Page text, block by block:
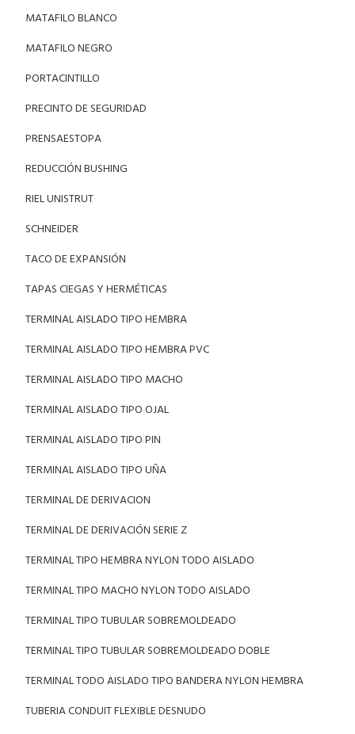
MATAFILO BLANCO
MATAFILO NEGRO
PORTACINTILLO
PRECINTO DE SEGURIDAD
PRENSAESTOPA
REDUCCIÓN BUSHING
RIEL UNISTRUT
SCHNEIDER
TACO DE EXPANSIÓN
TAPAS CIEGAS Y HERMÉTICAS
TERMINAL AISLADO TIPO HEMBRA
TERMINAL AISLADO TIPO HEMBRA PVC
TERMINAL AISLADO TIPO MACHO
TERMINAL AISLADO TIPO OJAL
TERMINAL AISLADO TIPO PIN
TERMINAL AISLADO TIPO UÑA
TERMINAL DE DERIVACION
TERMINAL DE DERIVACIÓN SERIE Z
TERMINAL TIPO HEMBRA NYLON TODO AISLADO
TERMINAL TIPO MACHO NYLON TODO AISLADO
TERMINAL TIPO TUBULAR SOBREMOLDEADO
TERMINAL TIPO TUBULAR SOBREMOLDEADO DOBLE
TERMINAL TODO AISLADO TIPO BANDERA NYLON HEMBRA
TUBERIA CONDUIT FLEXIBLE DESNUDO